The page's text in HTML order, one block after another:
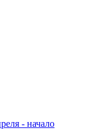
- начало